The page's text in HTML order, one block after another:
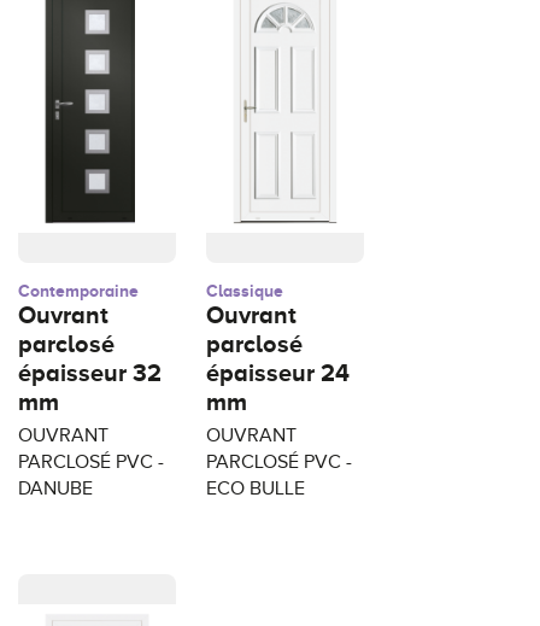
Contemporaine
Ouvrant
parclosé
épaisseur 32
mm
OUVRANT
PARCLOSÉ PVC -
DANUBE
Classique
Ouvrant
parclosé
épaisseur 24
mm
OUVRANT
PARCLOSÉ PVC -
ECO BULLE